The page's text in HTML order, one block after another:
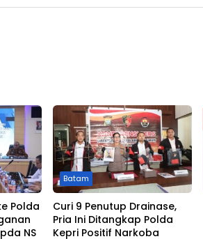
Polda
NS
Batam
Curi 9 Penutup Drainase,
Pria Ini Ditangkap Polda
Kepri Positif Narkoba